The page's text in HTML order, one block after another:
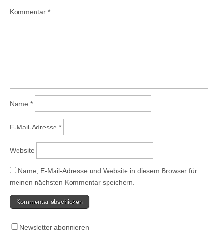
Kommentar *
Name *
E-Mail-Adresse *
Website
Name, E-Mail-Adresse und Website in diesem Browser für
meinen nächsten Kommentar speichern.
Newsletter abonnieren